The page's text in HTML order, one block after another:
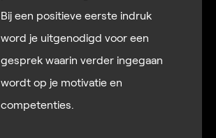
Bij een positieve eerste indruk
word je uitgenodigd voor een
gesprek waarin verder ingegaan
wordt op je motivatie en
competenties.